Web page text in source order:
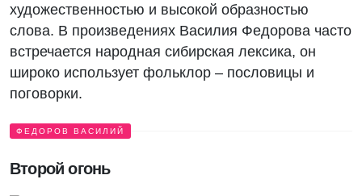
художественностью и высокой образностью
слова. В произведениях Василия Федорова часто
встречается народная сибирская лексика, он
широко использует фольклор – пословицы и
поговорки.
ФЕДОРОВ ВАСИЛИЙ
Второй огонь